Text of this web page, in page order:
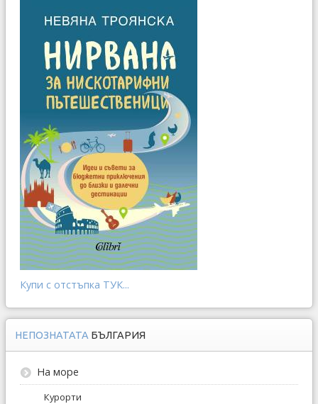
Купи с отстъпка ТУК...
НЕПОЗНАТАТА БЪЛГАРИЯ
На море
Курорти